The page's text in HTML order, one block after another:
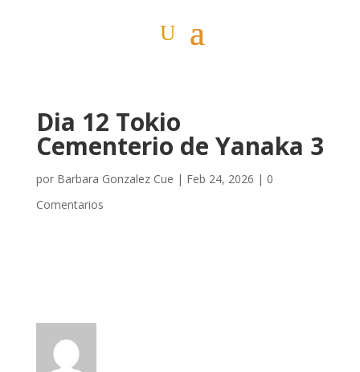
Dia 12 Tokio
Cementerio de Yanaka 3
por Barbara Gonzalez Cue | Feb 24, 2026 | 0
Comentarios